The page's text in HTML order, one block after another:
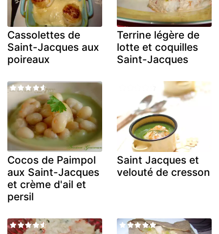
Cassolettes de
Saint-Jacques aux
poireaux
Terrine légère de
lotte et coquilles
Saint-Jacques
Cocos de Paimpol
aux Saint-Jacques
et crème d'ail et
persil
Saint Jacques et
velouté de cresson